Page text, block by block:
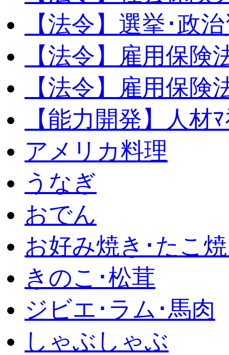
【法令】選挙･政
【法令】雇用保険
【法令】雇用保険
【能力開発】人材
アメリカ料理
うなぎ
おでん
お好み焼き･たこ
きのこ･松茸
ジビエ･ラム･馬肉
しゃぶしゃぶ